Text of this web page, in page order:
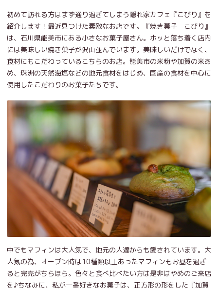
初めて訪れる方はまず通り過ぎてしまう隠れ家カフェ『こびり』を
紹介します！最近見つけた素敵なお店です。『焼き菓子 こびり』
は、石川県能美市にある小さなお菓子屋さん。ホッと落ち着く店内
には美味しい焼き菓子が沢山並んでいます。美味しいだけでなく、
食材にもこだわっているこちらのお店。能美市の米粉や加賀の米あ
め、珠洲の天然海塩などの地元食材をはじめ、国産の食材を中心に
使用したこだわりのお菓子たちです。
中でもマフィンは大人気で、地元の人達からも愛されています。大
人気の為、オープン時は10種類以上あったマフィンもお昼を過ぎ
ると完売がちらほら。色々と食べ比べたい方は是非はやめのご来店
を♪ちなみに、私が一番好きなお菓子は、正方形の形をした『加賀